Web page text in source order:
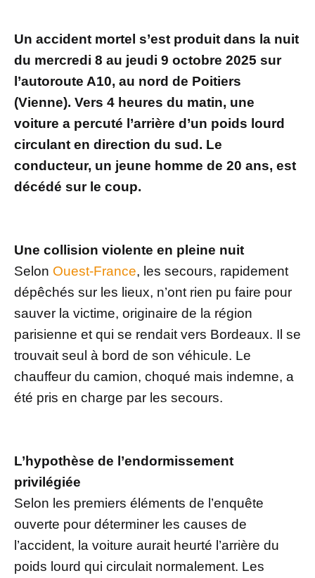
Un accident mortel s’est produit dans la nuit
du mercredi 8 au jeudi 9 octobre 2025 sur
l’autoroute A10, au nord de Poitiers
(Vienne). Vers 4 heures du matin, une
voiture a percuté l’arrière d’un poids lourd
circulant en direction du sud. Le
conducteur, un jeune homme de 20 ans, est
décédé sur le coup.
Une collision violente en pleine nuit
Selon Ouest-France, les secours, rapidement
dépêchés sur les lieux, n’ont rien pu faire pour
sauver la victime, originaire de la région
parisienne et qui se rendait vers Bordeaux. Il se
trouvait seul à bord de son véhicule. Le
chauffeur du camion, choqué mais indemne, a
été pris en charge par les secours.
L’hypothèse de l’endormissement
privilégiée
Selon les premiers éléments de l’enquête
ouverte pour déterminer les causes de
l’accident, la voiture aurait heurté l’arrière du
poids lourd qui circulait normalement. Les